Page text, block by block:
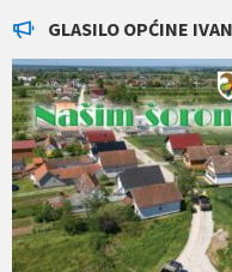
GLASILO OPĆINE